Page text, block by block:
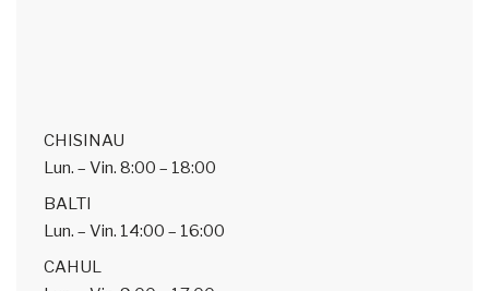
CHISINAU
Lun. – Vin. 8:00 – 18:00
BALTI
Lun. – Vin. 14:00 – 16:00
CAHUL